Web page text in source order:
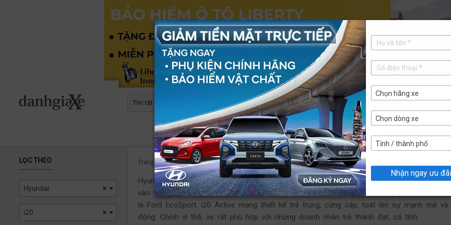
Tìm tất cả
Trang chủ Bài đánh giá Bảo hiểm Tư vấn mua xe Kinh nghiệm lái xe
LỌC THEO
×
Hyundai
×
i20
Trang chủ Hyundai i20 Bài viết nổi bật
Hyundai i20 Active là mẫu xe với kiểu dáng mới của hãng xe Hàn Quốc, giới thiệu tại
vào tháng 8/2015. Hiện tại, i20 Active chỉ có một đối thủ duy nhất trong phân khúc CUV
là Ford EcoSport. i20 Active mang thiết kế trẻ trung, cứng cáp, toát lên sự mạnh mẽ và
động. Chính vì thế, xe rất phù hợp với những doanh nhân trẻ thành đạt, cá tính.
Chọn hãng xe
Chọn dòng xe
Tỉnh / thành phố
Nhận ngay ưu đãi